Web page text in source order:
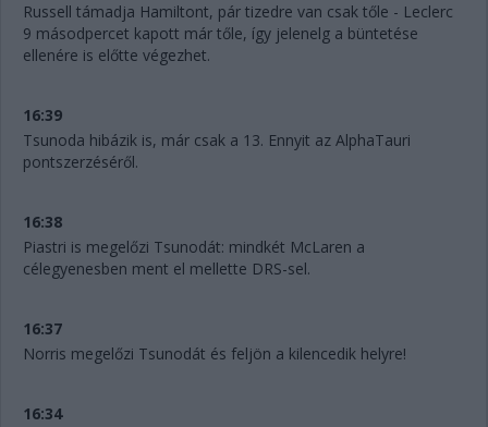
Russell támadja Hamiltont, pár tizedre van csak tőle - Leclerc
9 másodpercet kapott már tőle, így jelenelg a büntetése
ellenére is előtte végezhet.
16:39
Tsunoda hibázik is, már csak a 13. Ennyit az AlphaTauri
pontszerzéséről.
16:38
Piastri is megelőzi Tsunodát: mindkét McLaren a
célegyenesben ment el mellette DRS-sel.
16:37
Norris megelőzi Tsunodát és feljön a kilencedik helyre!
16:34